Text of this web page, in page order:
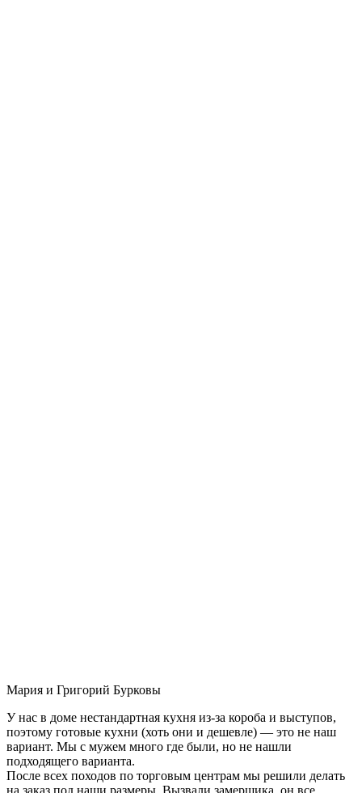
Мария и Григорий Бурковы
У нас в доме нестандартная кухня из-за короба и выступов,
поэтому готовые кухни (хоть они и дешевле) — это не наш
вариант. Мы с мужем много где были, но не нашли
подходящего варианта.
После всех походов по торговым центрам мы решили делать
на заказ под наши размеры. Вызвали замерщика, он все